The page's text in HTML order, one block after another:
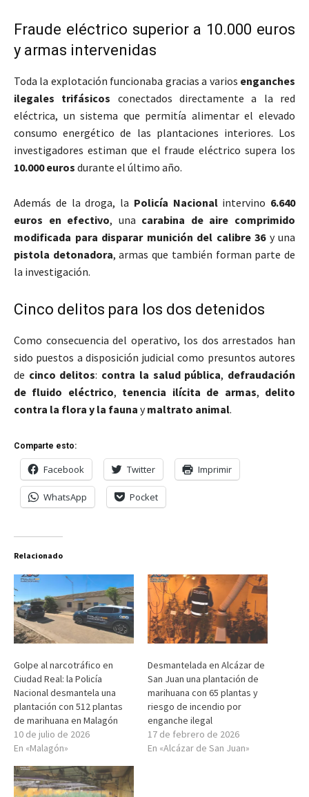
Fraude eléctrico superior a 10.000 euros
y armas intervenidas
Toda la explotación funcionaba gracias a varios enganches
ilegales trifásicos conectados directamente a la red
eléctrica, un sistema que permitía alimentar el elevado
consumo energético de las plantaciones interiores. Los
investigadores estiman que el fraude eléctrico supera los
10.000 euros durante el último año.
Además de la droga, la Policía Nacionalintervino 6.640
euros en efectivo, una carabina de aire comprimido
modificada para disparar munición del calibre 36y una
pistola detonadora, armas que también forman parte de
la investigación.
Cinco delitos para los dos detenidos
Como consecuencia del operativo, los dos arrestados han
sido puestos a disposición judicial como presuntos autores
de cinco delitos: contra la salud pública, defraudación
de fluido eléctrico, tenencia ilícita de armas, delito
contra la flora y la fauna ymaltrato animal.
Comparte esto:
Facebook Twitter Imprimir
WhatsApp Pocket
Relacionado
Golpe al narcotráfico en
Ciudad Real: la Policía
Nacional desmantela una
plantación con 512 plantas
de marihuana en Malagón
10 de julio de 2026
En «Malagón»
Desmantelada en Alcázar de
San Juan una plantación de
marihuana con 65 plantas y
riesgo de incendio por
enganche ilegal
17 de febrero de 2026
En «Alcázar de San Juan»